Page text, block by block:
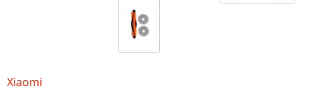
Xiaomi